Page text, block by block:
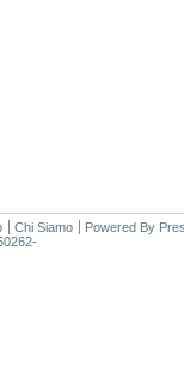
Chi Siamo Powered By